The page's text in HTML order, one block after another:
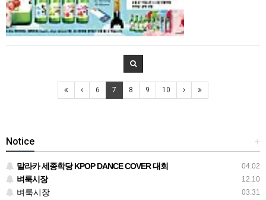
6 7 8 9 10
+
Notice
04.02
말라카 세종학당 KPOP DANCE COVER 대회
12.10
벼룩시장
03.31
벼룩시장